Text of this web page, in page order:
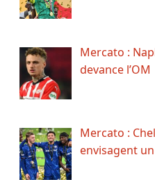
Mercato :
devance l’OM
Mercato :
envisagent